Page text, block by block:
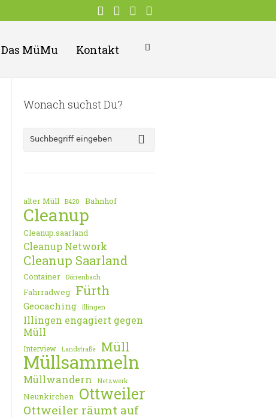
Das MüMu Kontakt
Wonach suchst Du?
alter Müll B420 Bahnhof
Cleanup
Cleanup.saarland
Cleanup Network
Cleanup Saarland
Container Dörrenbach
Fahrradweg Fürth
Geocaching Illingen
Illingen engagiert gegen
Müll
Interview Landstraße Müll
Müllsammeln
Müllwandern Netzwerk
Neunkirchen Ottweiler
Ottweiler räumt auf